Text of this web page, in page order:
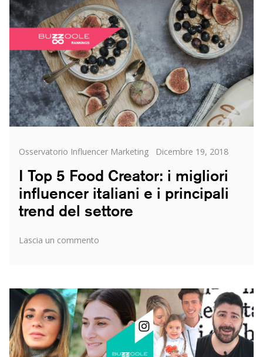
Categorie
Osservatorio Influencer Marketing
Posted
Dicembre 19, 2018
I Top 5 Food Creator: i migliori
influencer italiani e i principali
trend del settore
Lascia un commento
Food
Creator:
migliori
influencer
italiani